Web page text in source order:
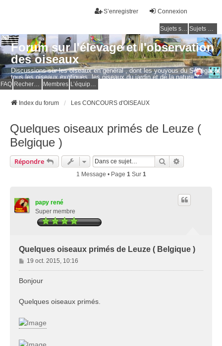
Connexion
S’enregistrer
Sujets sans réponse Sujets actifs
Forum sur l'élevage et l'observation
des oiseaux
Discussions sur les oiseaux en général , dont les youyous du Sénégal et
tous les oiseaux exotiques, les oiseaux du jardin et de la nature.
Questions, photos, expériences.
FAQ Membres
Index du forum Les CONCOURS d'OISEAUX
Quelques oiseaux primés de Leuze (
Belgique )
Répondre Rechercher
1 Message • Page 1 Sur 1
papy rené
Super membre
Quelques oiseaux primés de Leuze ( Belgique )
M
e
s
g
19 oct. 2015, 10:16
Bonjour
Quelques oiseaux primés.